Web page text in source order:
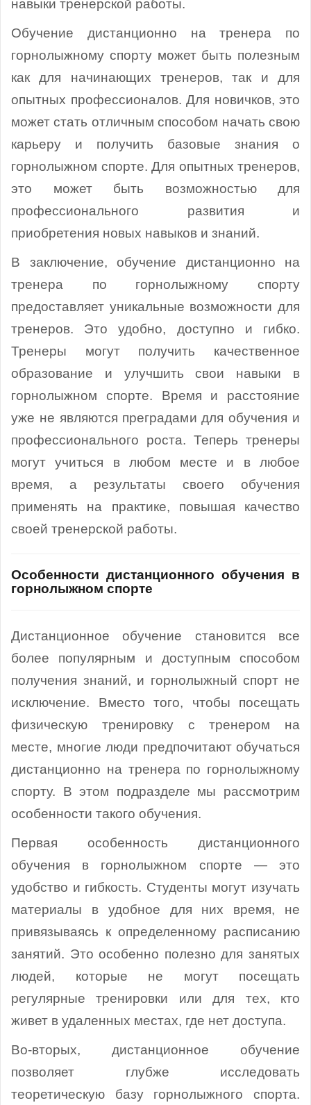
навыки тренерской работы.
Обучение дистанционно на тренера по
горнолыжному спорту может быть полезным
как для начинающих тренеров, так и для
опытных профессионалов. Для новичков, это
может стать отличным способом начать свою
карьеру и получить базовые знания о
горнолыжном спорте. Для опытных тренеров,
это может быть возможностью для
профессионального развития и
приобретения новых навыков и знаний.
В заключение, обучение дистанционно на
тренера по горнолыжному спорту
предоставляет уникальные возможности для
тренеров. Это удобно, доступно и гибко.
Тренеры могут получить качественное
образование и улучшить свои навыки в
горнолыжном спорте. Время и расстояние
уже не являются преградами для обучения и
профессионального роста. Теперь тренеры
могут учиться в любом месте и в любое
время, а результаты своего обучения
применять на практике, повышая качество
своей тренерской работы.
Особенности дистанционного обучения в
горнолыжном спорте
Дистанционное обучение становится все
более популярным и доступным способом
получения знаний, и горнолыжный спорт не
исключение. Вместо того, чтобы посещать
физическую тренировку с тренером на
месте, многие люди предпочитают обучаться
дистанционно на тренера по горнолыжному
спорту. В этом подразделе мы рассмотрим
особенности такого обучения.
Первая особенность дистанционного
обучения в горнолыжном спорте — это
удобство и гибкость. Студенты могут изучать
материалы в удобное для них время, не
привязываясь к определенному расписанию
занятий. Это особенно полезно для занятых
людей, которые не могут посещать
регулярные тренировки или для тех, кто
живет в удаленных местах, где нет доступа.
Во-вторых, дистанционное обучение
позволяет глубже исследовать
теоретическую базу горнолыжного спорта.